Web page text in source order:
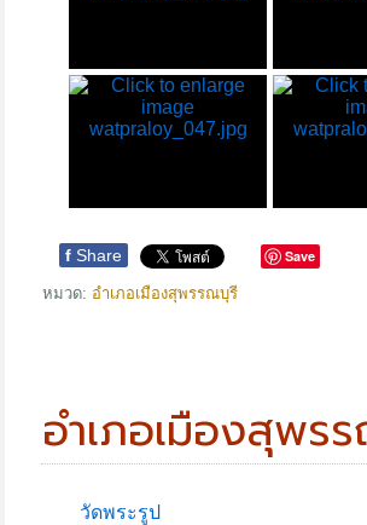
f Share Save
หมวด: อำเภอเมืองสุพรรณบุรี
อำเภอเมืองสุพร
วัดพระรูป